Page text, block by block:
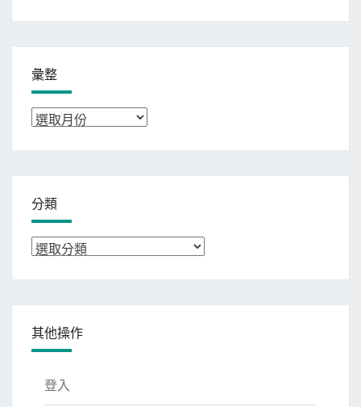
彙整
彙
分類
分
其他操作
登入